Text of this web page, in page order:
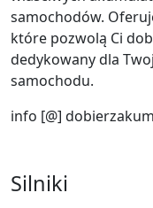
samochodów.
które pozwolą Ci
dedykowany dla
samochodu.
info [@]
Silniki